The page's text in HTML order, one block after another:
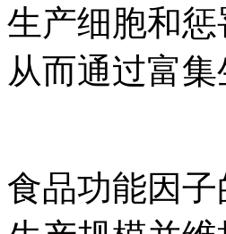
生产细胞和
从而通过富
食品功能因